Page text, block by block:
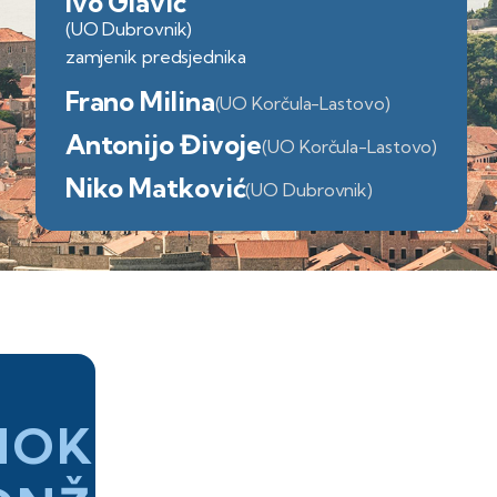
(UO Dubrovnik)
zamjenik predsjednika
Frano Milina(UO Korčula-Lastovo)
Antonijo Đivoje(UO Korčula-Lastovo)
Niko Matković(UO Dubrovnik)